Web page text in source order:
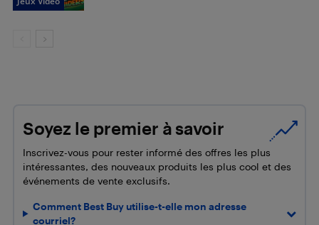
Soyez le premier à savoir
Inscrivez-vous pour rester informé des offres les plus
intéressantes, des nouveaux produits les plus cool et des
événements de vente exclusifs.
Comment Best Buy utilise-t-elle mon adresse
courriel?